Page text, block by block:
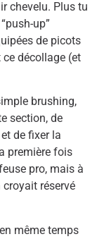
chevelu. Plus tu
up”
de picots
décollage (et
brushing,
section, de
de fixer la
première fois
pro, mais à
croyait réservé
même temps